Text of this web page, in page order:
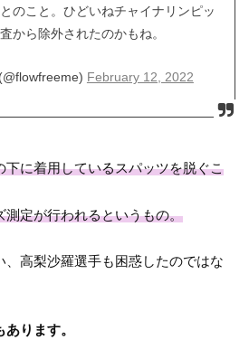
のこと。ひどいねチャイナリンピッ
から除外されたのかもね。
February 12, 2022
下に着用しているスパッツを脱ぐこ
測定が行われるというもの。
、高梨沙羅選手も困惑したのではな
ります。